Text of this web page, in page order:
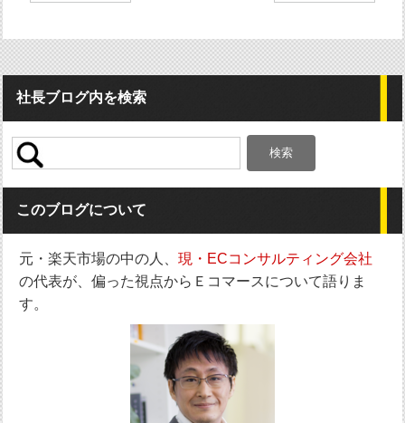
ゲ
ー
社長ブログ内を検索
検
索:
このブログについて
元・楽天市場の中の人、現・ECコンサルティング会社
の代表が、偏った視点からＥコマースについて語りま
す。